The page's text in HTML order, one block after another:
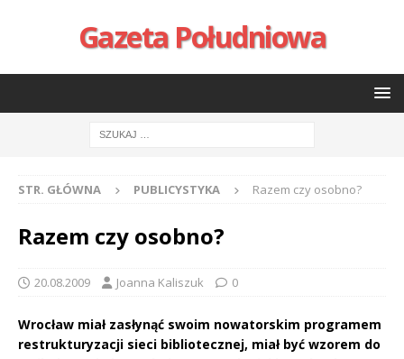
Gazeta Południowa
STR. GŁÓWNA PUBLICYSTYKA Razem czy osobno?
Razem czy osobno?
20.08.2009 Joanna Kaliszuk 0
Wrocław miał zasłynąć swoim nowatorskim programem
restrukturyzacji sieci bibliotecznej, miał być wzorem do